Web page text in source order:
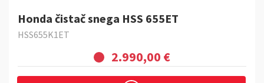
Honda čistač snega HSS 655ET
HSS655K1ET
2.990,00 €